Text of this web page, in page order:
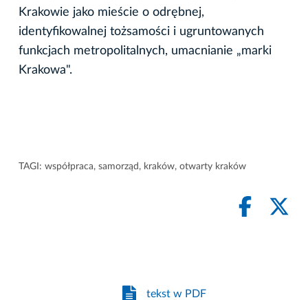
Krakowie jako mieście o odrębnej,
identyfikowalnej tożsamości i ugruntowanych
funkcjach metropolitalnych, umacnianie „marki
Krakowa".
TAGI: współpraca, samorząd , kraków, otwarty kraków
tekst w PDF